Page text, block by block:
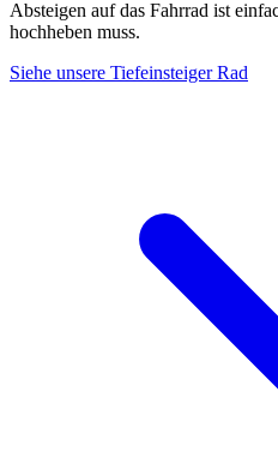
Absteigen auf das Fahrrad ist
hochheben muss.
Siehe unsere Tiefeinsteiger Rad